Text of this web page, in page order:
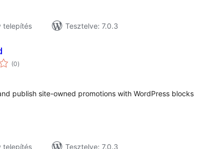
telepítés
Tesztelve: 7.0.3
(0értékelés
összesen
)
publish site-owned promotions with WordPress blocks
telepítés
Tesztelve: 7.0.3